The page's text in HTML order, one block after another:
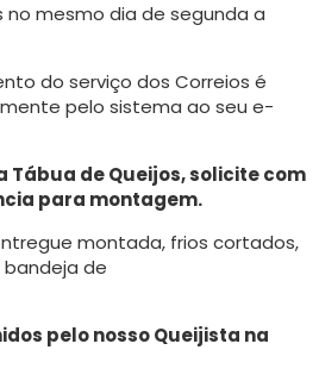
no mesmo dia de segunda a
do serviço dos Correios é
pelo sistema ao seu e-
Tábua de Queijos, solicite com
para montagem.
montada, frios cortados,
de
pelo nosso Queijista na